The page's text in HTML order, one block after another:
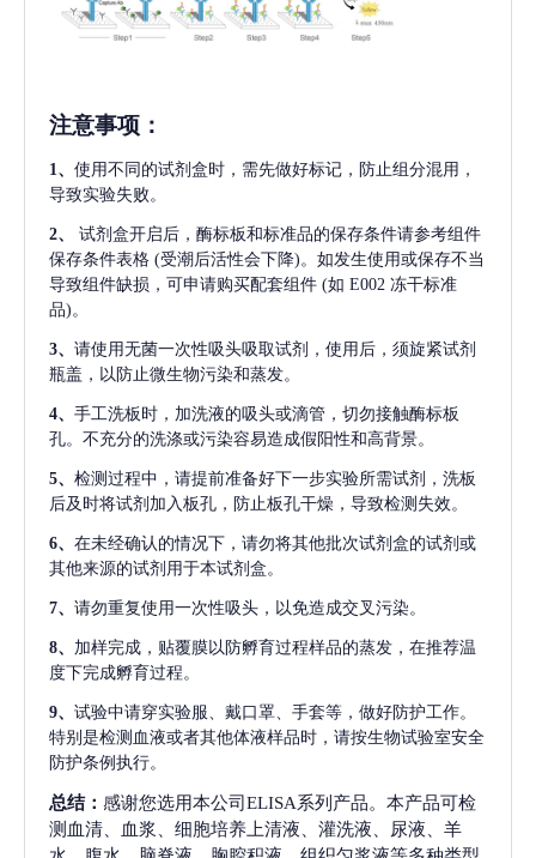
注意事项 ：
1、 使用不同的试剂盒时，需先做好标记，防止组分混用，
导致实验失败。
2、
试剂盒开启后，酶标板和标准品的保存条件请参考组件
保存条件表格 (受潮后活性会下降)。如发生使用或保存不当
导致组件缺损，可申请购买配套组件 (如 E002 冻干标准
品)。
3、 请使用无菌一次性吸头吸取试剂，使用后，须旋紧试剂
瓶盖，以防止微生物污染和蒸发。
4、 手工洗板时，加洗液的吸头或滴管，切勿接触酶标板
孔。不充分的洗涤或污染容易造成假阳性和高背景。
5、 检测过程中，请提前准备好下一步实验所需试剂，洗板
后及时将试剂加入板孔，防止板孔干燥，导致检测失效。
6、 在未经确认的情况下，请勿将其他批次试剂盒的试剂或
其他来源的试剂用于本试剂盒。
7、 请勿重复使用一次性吸头，以免造成交叉污染。
8、 加样完成，贴覆膜以防孵育过程样品的蒸发，在推荐温
度下完成孵育过程。
9、 试验中请穿实验服、戴口罩、手套等，做好防护工作。
特别是检测血液或者其他体液样品时，请按生物试验室安全
防护条例执行。
总结： 感谢您选用本公司ELISA系列产品。本产品可检
测血清、血浆、细胞培养上清液、灌洗液、尿液、羊